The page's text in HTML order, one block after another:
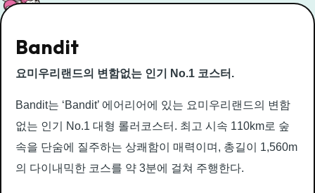
Bandit
요미우리랜드의 변함없는 인기 No.1 코스터.
Bandit는 ‘Bandit’ 에어리어에 있는 요미우리랜드의 변함
없는 인기 No.1 대형 롤러코스터. 최고 시속 110km로 숲
속을 단숨에 질주하는 상쾌함이 매력이며, 총길이 1,560m
의 다이내믹한 코스를 약 3분에 걸쳐 주행한다.